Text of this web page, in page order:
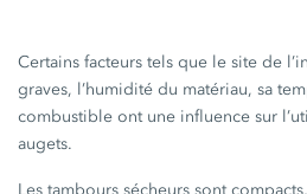
Certains facteurs tels que le site de
graves, l’humidité du matériau, sa
combustible ont une influence sur
augets.
Les tambours sécheurs sont